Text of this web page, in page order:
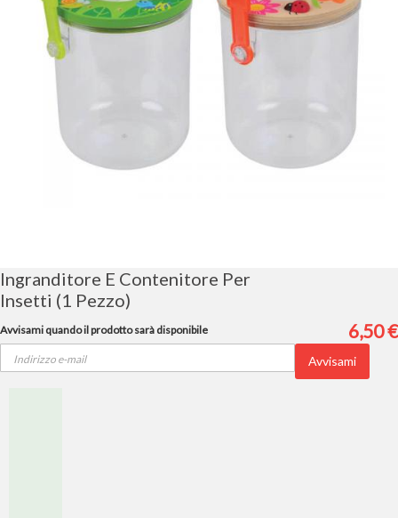
di
immagini
Ingranditore E Contenitore Per
Insetti (1 Pezzo)
6,50 €
Avvisami quando il prodotto sarà disponibile
Avvisami